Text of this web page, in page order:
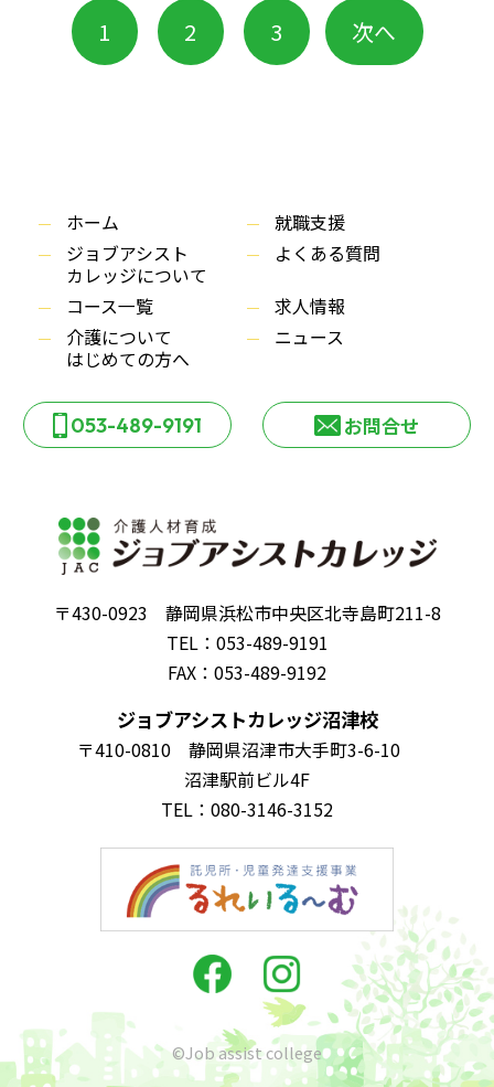
1 2 3 次へ
〒430-0923 静岡県浜松市中央区北寺島町211-8
TEL：053-489-9191
FAX：053-489-9192
ジョブアシストカレッジ沼津校
〒410-0810 静岡県沼津市大手町3-6-10
沼津駅前ビル4F
TEL：080-3146-3152
ホーム
介護について
はじめての方へ
求人情報
ジョブアシスト
カレッジについて
就職支援
ニュース
コース一覧
よくある質問
053-489-9191 お問合せ
©Job assist college